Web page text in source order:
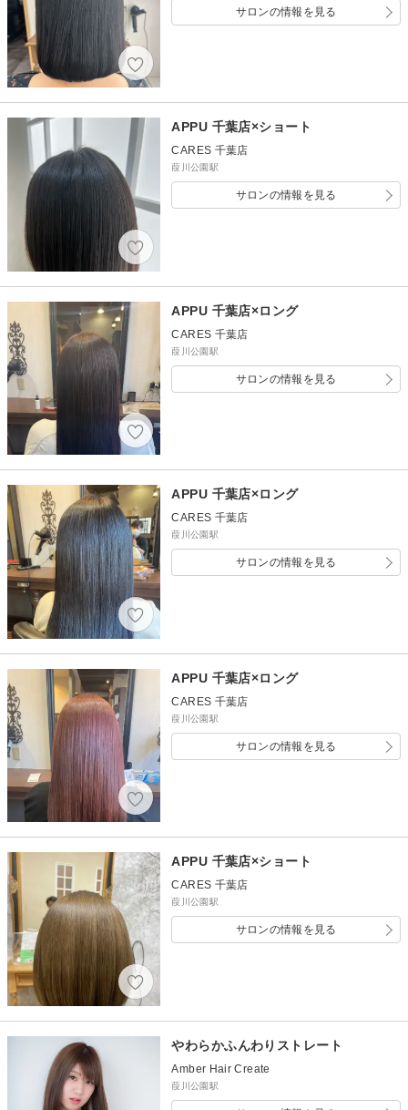
サロンの情報を見る
APPU 千葉店×ショート
CARES 千葉店
葭川公園駅
サロンの情報を見る
APPU 千葉店×ロング
CARES 千葉店
葭川公園駅
サロンの情報を見る
APPU 千葉店×ロング
CARES 千葉店
葭川公園駅
サロンの情報を見る
APPU 千葉店×ロング
CARES 千葉店
葭川公園駅
サロンの情報を見る
APPU 千葉店×ショート
CARES 千葉店
葭川公園駅
サロンの情報を見る
やわらかふんわりストレート
Amber Hair Create
葭川公園駅